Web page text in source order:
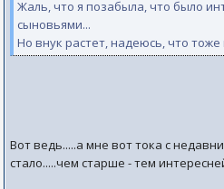
Жаль, что я позабыла, что было
сыновьями...
Но внук растет, надеюсь, что
Вот ведь.....а мне вот тока с
стало.....чем старше - тем